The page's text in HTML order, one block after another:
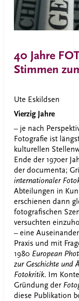
40 Jahre
Stimmen
Ute Eskildsen
Vierzig Jahre
– je nach
Fotografie ist
kulturellen
Ende der 1970er
der documenta;
internationaler
Abteilungen in
erschienen dann
fotografischen
versuchten
– eine
Praxis und mit
1980 European
zur Geschichte und
Fotokritik. Im
Gründung der
diese Publikation